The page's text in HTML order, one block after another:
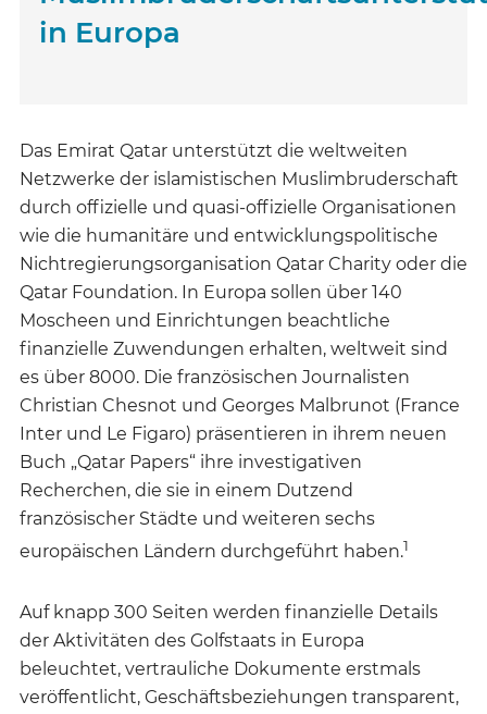
in Europa
Das Emirat Qatar unterstützt die weltweiten
Netzwerke der islamistischen Muslimbruderschaft
durch offizielle und quasi-offizielle Organisationen
wie die humanitäre und entwicklungspolitische
Nichtregierungsorganisation Qatar Charity oder die
Qatar Foundation. In Europa sollen über 140
Moscheen und Einrichtungen beachtliche
finanzielle Zuwendungen erhalten, weltweit sind
es über 8000. Die französischen Journalisten
Christian Chesnot und Georges Malbrunot (France
Inter und Le Figaro) präsentieren in ihrem neuen
Buch „Qatar Papers“ ihre investigativen
Recherchen, die sie in einem Dutzend
französischer Städte und weiteren sechs
europäischen Ländern durchgeführt haben.1
Auf knapp 300 Seiten werden finanzielle Details
der Aktivitäten des Golfstaats in Europa
beleuchtet, vertrauliche Dokumente erstmals
veröffentlicht, Geschäftsbeziehungen transparent,